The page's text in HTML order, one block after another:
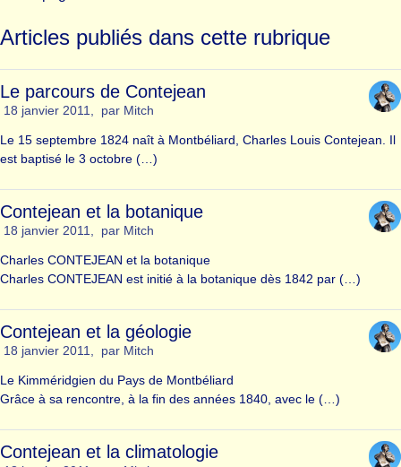
Articles publiés dans cette rubrique
Le parcours de Contejean
18 janvier 2011, par Mitch
Le 15 septembre 1824 naît à Montbéliard, Charles Louis Contejean. Il
est baptisé le 3 octobre (…)
Contejean et la botanique
18 janvier 2011, par Mitch
Charles CONTEJEAN et la botanique
Charles CONTEJEAN est initié à la botanique dès 1842 par (…)
Contejean et la géologie
18 janvier 2011, par Mitch
Le Kimméridgien du Pays de Montbéliard
Grâce à sa rencontre, à la fin des années 1840, avec le (…)
Contejean et la climatologie